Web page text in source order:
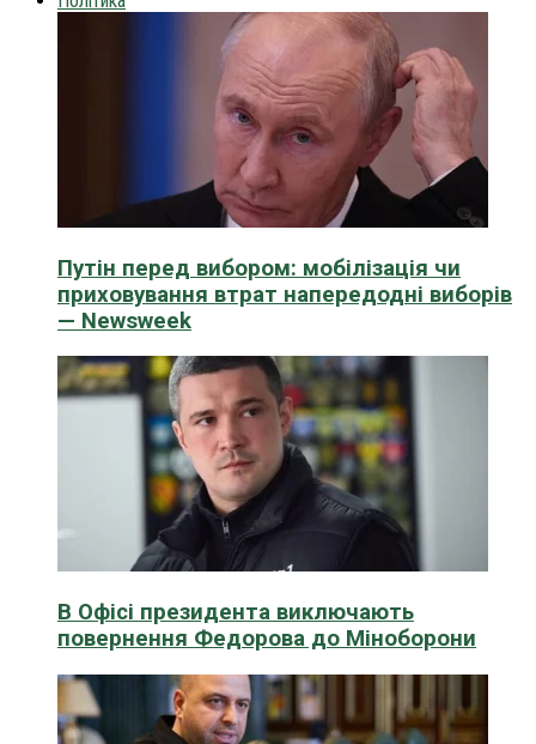
Путін перед вибором: мобілізація чи
приховування втрат напередодні виборів
— Newsweek
В Офісі президента виключають
повернення Федорова до Міноборони